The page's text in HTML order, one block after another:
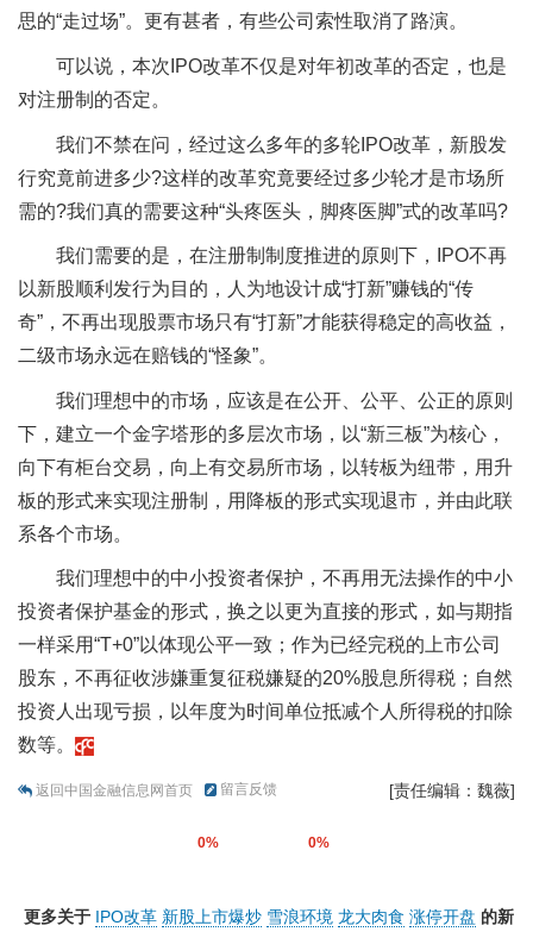
思的“走过场”。更有甚者，有些公司索性取消了路演。
可以说，本次IPO改革不仅是对年初改革的否定，也是
对注册制的否定。
我们不禁在问，经过这么多年的多轮IPO改革，新股发
行究竟前进多少?这样的改革究竟要经过多少轮才是市场所
需的?我们真的需要这种“头疼医头，脚疼医脚”式的改革吗?
我们需要的是，在注册制制度推进的原则下，IPO不再
以新股顺利发行为目的，人为地设计成“打新”赚钱的“传
奇”，不再出现股票市场只有“打新”才能获得稳定的高收益，
二级市场永远在赔钱的“怪象”。
我们理想中的市场，应该是在公开、公平、公正的原则
下，建立一个金字塔形的多层次市场，以“新三板”为核心，
向下有柜台交易，向上有交易所市场，以转板为纽带，用升
板的形式来实现注册制，用降板的形式实现退市，并由此联
系各个市场。
我们理想中的中小投资者保护，不再用无法操作的中小
投资者保护基金的形式，换之以更为直接的形式，如与期指
一样采用“T+0”以体现公平一致；作为已经完税的上市公司
股东，不再征收涉嫌重复征税嫌疑的20%股息所得税；自然
投资人出现亏损，以年度为时间单位抵减个人所得税的扣除
数等。
返回中国金融信息网首页 留言反馈 [责任编辑：魏薇]
0% 0%
更多关于 IPO改革 新股上市爆炒 雪浪环境 龙大肉食 涨停开盘 的新